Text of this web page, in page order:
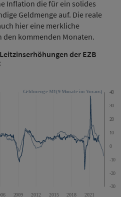
Inflation die für ein solides
Geldmenge auf. Die reale
hier eine merkliche
den kommenden Monaten.
der EZB